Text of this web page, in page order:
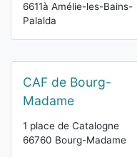
6611à Amélie-les-Bains-
Palalda
CAF de Bourg-
Madame
1 place de Catalogne
66760 Bourg-Madame